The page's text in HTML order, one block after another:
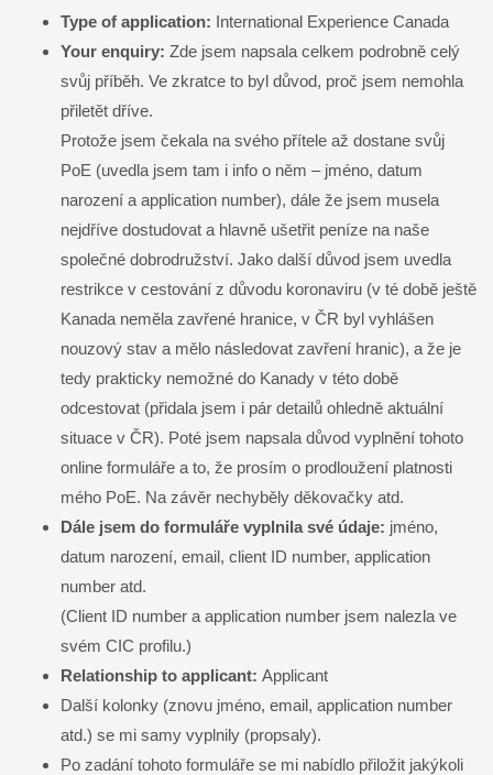
Type of application: International Experience Canada
Your enquiry: Zde jsem napsala celkem podrobně celý
svůj příběh. Ve zkratce to byl důvod, proč jsem nemohla
přiletět dříve.
Protože jsem čekala na svého přítele až dostane svůj
PoE (uvedla jsem tam i info o něm – jméno, datum
narození a application number), dále že jsem musela
nejdříve dostudovat a hlavně ušetřit peníze na naše
společné dobrodružství. Jako další důvod jsem uvedla
restrikce v cestování z důvodu koronaviru (v té době ještě
Kanada neměla zavřené hranice, v ČR byl vyhlášen
nouzový stav a mělo následovat zavření hranic), a že je
tedy prakticky nemožné do Kanady v této době
odcestovat (přidala jsem i pár detailů ohledně aktuální
situace v ČR). Poté jsem napsala důvod vyplnění tohoto
online formuláře a to, že prosím o prodloužení platnosti
mého PoE. Na závěr nechyběly děkovačky atd.
Dále jsem do formuláře vyplnila své údaje: jméno,
datum narození, email, client ID number, application
number atd.
(Client ID number a application number jsem nalezla ve
svém CIC profilu.)
Relationship to applicant: Applicant
Další kolonky (znovu jméno, email, application number
atd.) se mi samy vyplnily (propsaly).
Po zadání tohoto formuláře se mi nabídlo přiložit jakýkoli